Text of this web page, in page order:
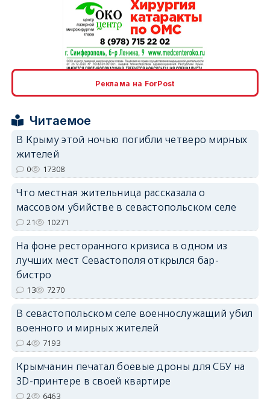
erid: 2SDnjcrDNw6
erid: 2SDnjdvhGXG
Реклама на ForPost
Читаемое
В Крыму этой ночью погибли четверо мирных
жителей
0 17308
Что местная жительница рассказала о
массовом убийстве в севастопольском селе
21 10271
На фоне ресторанного кризиса в одном из
лучших мест Севастополя открылся бар-
бистро
13 7270
В севастопольском селе военнослужащий убил
военного и мирных жителей
4 7193
Крымчанин печатал боевые дроны для СБУ на
3D-принтере в своей квартире
2 6463